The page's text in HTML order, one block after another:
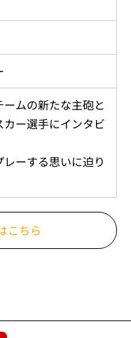
ムの新たな主砲と
ー選手にインタビ
ーする思いに迫り
こちら